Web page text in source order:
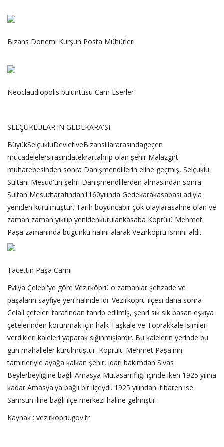
Bizans Dönemi Kurşun Posta Mühürleri
Neoclaudiopolis buluntusu Cam Eserler
SELÇUKLULAR'IN GEDEKARA'SI
BüyükSelçukluDevletiveBizanslılararasındageçen
mücadelelersırasındatekrartahrip olan şehir Malazgirt
muharebesinden sonra Danişmendlilerin eline geçmiş, Selçuklu
Sultanı Mesud'un şehri Danişmendlilerden almasından sonra
Sultan Mesudtarafından1160yılında Gedekarakasabası adıyla
yeniden kurulmuştur. Tarih boyuncabir çok olaylarasahne olan ve
zaman zaman yıkılıp yenidenkurulankasaba Köprülü Mehmet
Paşa zamanında bugünkü halini alarak Vezirköprü ismini aldı.
Tacettin Paşa Camii
Evliya Çelebi'ye göre Vezirköprü o zamanlar şehzade ve
paşaların sayfiye yeri halinde idi. Vezirköprü ilçesi daha sonra
Celali çeteleri tarafından tahrip edilmiş, şehri sık sık basan eşkıya
çetelerinden korunmak için halk Taşkale ve Toprakkale isimleri
verdikleri kaleleri yaparak sığınmışlardır. Bu kalelerin yerinde bu
gün mahalleler kurulmuştur. Köprülü Mehmet Paşa'nın
tamirleriyle ayağa kalkan şehir, idari bakımdan Sivas
Beylerbeyliğine bağlı Amasya Mutasarrıflığı içinde iken 1925 yılına
kadar Amasya'ya bağlı bir ilçeydi. 1925 yılından itibaren ise
Samsun iline bağlı ilçe merkezi haline gelmiştir.
Kaynak : vezirkopru.gov.tr